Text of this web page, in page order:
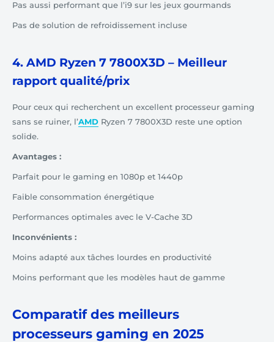
Pas aussi performant que l’i9 sur les jeux gourmands
Pas de solution de refroidissement incluse
4. AMD Ryzen 7 7800X3D – Meilleur
rapport qualité/prix
Pour ceux qui recherchent un excellent processeur gaming
sans se ruiner, l’AMD Ryzen 7 7800X3D reste une option
solide.
Avantages :
Parfait pour le gaming en 1080p et 1440p
Faible consommation énergétique
Performances optimales avec le V-Cache 3D
Inconvénients :
Moins adapté aux tâches lourdes en productivité
Moins performant que les modèles haut de gamme
Comparatif des meilleurs
processeurs gaming en 2025